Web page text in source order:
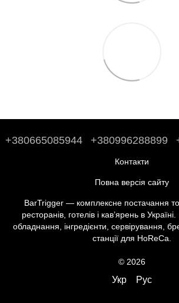
+380665085944 +380996288899
Контакти
Повна версія сайту
BarTrigger — комплексне постачання
ресторанів, готелів і кав’ярень в
обладнання, інгредієнти, сервірування,
станції для HoReCa.
© 2026
Укр Рус